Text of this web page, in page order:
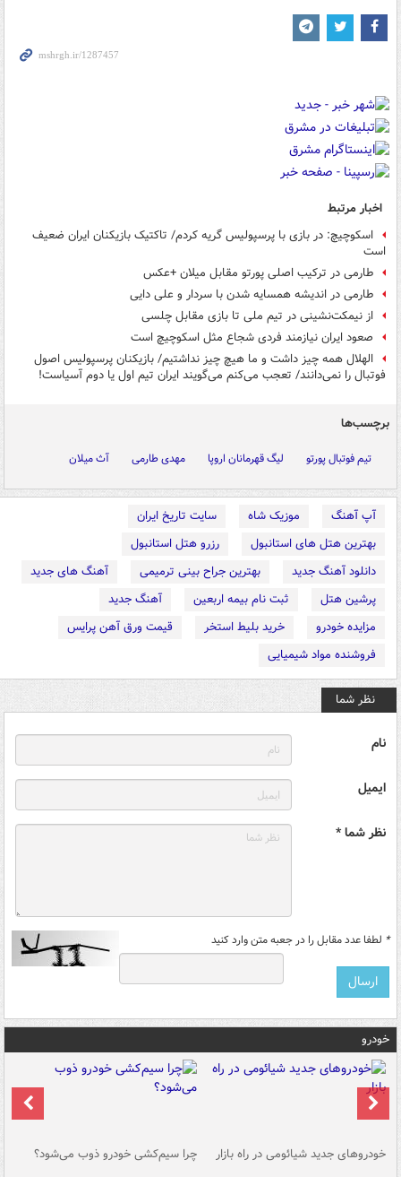
اخبار مرتبط
اسکوچیچ: در بازی با پرسپولیس گریه کردم/ تاکتیک بازیکنان ایران ضعیف
است
طارمی در ترکیب اصلی پورتو مقابل میلان +عکس
طارمی در اندیشه همسایه شدن با سردار و علی دایی
از نیمکت‌نشینی در تیم ملی تا بازی مقابل چلسی
صعود ایران نیازمند فردی شجاع مثل اسکوچیچ است
الهلال همه چیز داشت و ما هیچ چیز نداشتیم/ بازیکنان پرسپولیس اصول
فوتبال را نمی‌دانند/ تعجب می‌کنم می‌گویند ایران تیم اول یا دوم آسیاست!
برچسب‌ها
تیم فوتبال پورتو لیگ قهرمانان اروپا مهدی طارمی آث میلان
آپ آهنگ موزیک شاه
سایت تاریخ ایران
بهترین هتل های استانبول
رزرو هتل استانبول
دانلود آهنگ جدید
بهترین جراح بینی ترمیمی
آهنگ های جدید
پرشین هتل
ثبت نام بیمه اربعین
آهنگ جدید
مزایده خودرو
خرید بلیط استخر
قیمت ورق آهن پرایس
فروشنده مواد شیمیایی
نظر شما
نام
ایمیل
نظر شما *
* لطفا عدد مقابل را در جعبه متن وارد کنید
خودرو
خودروهای جدید شیائومی در راه بازار چرا سیم‌کشی خودرو ذوب می‌شود؟